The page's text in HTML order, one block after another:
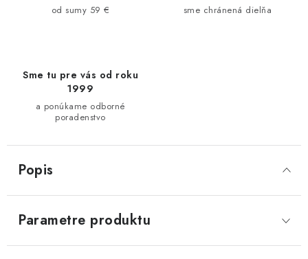
od sumy 59 € sme chránená dielňa
Sme tu pre vás od roku
1999
a ponúkame odborné
poradenstvo
Popis
Parametre produktu